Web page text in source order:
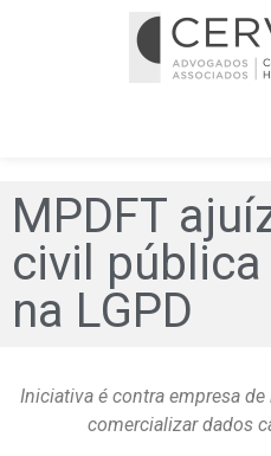
MPDFT
civil
na LGPD
Iniciativa é contra empresa
comercializar dados